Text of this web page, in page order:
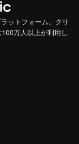
ットフォーム。クリ
万人以上が利用し